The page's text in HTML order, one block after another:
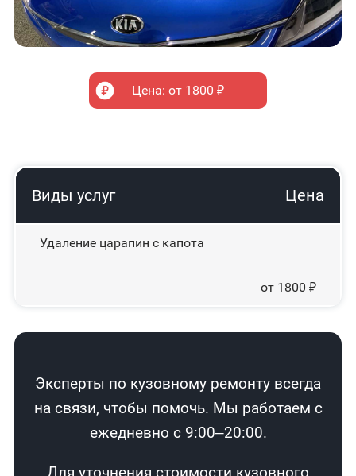
Цена: от 1800 ₽
Виды услуг Цена
Удаление царапин с капота
от 1800 ₽
Эксперты по кузовному ремонту всегда
на связи, чтобы помочь. Мы работаем с
ежедневно с 9:00–20:00.
Для уточнения стоимости кузовного